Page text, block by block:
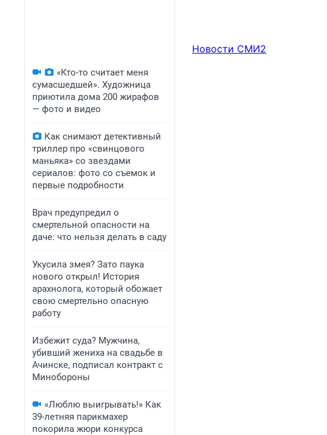
«Кто-то считает меня
сумасшедшей». Художница
приютила дома 200 жирафов
— фото и видео
Как снимают детективный
триллер про «свинцового
маньяка» со звездами
сериалов: фото со съемок и
первые подробности
Врач предупредил о
смертельной опасности на
даче: что нельзя делать в саду
Укусила змея? Зато паука
нового открыл! История
арахнолога, который обожает
свою смертельно опасную
работу
Избежит суда? Мужчина,
убивший жениха на свадьбе в
Ачинске, подписал контракт с
Минобороны
«Люблю выигрывать!» Как
39-летняя парикмахер
покорила жюри конкурса
Новости СМИ2